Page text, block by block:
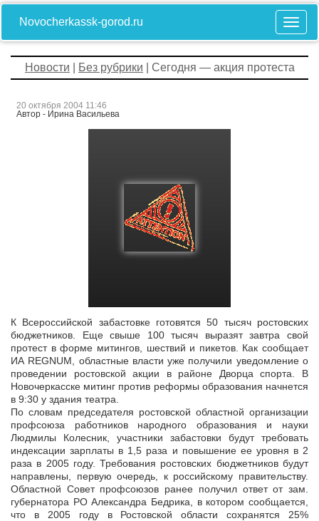
Novocherkassk-gorod.ru
Новости Без рубрики | Сегодня — акция протеста
20 октября 2004 11:46
Автор - Ирина Васильева
К Всероссийской забастовке готовятся 50 тысяч ростовских
бюджетников. Еще свыше 100 тысяч выразят завтра свой
протест в форме митингов, шествий и пикетов. Как сообщает
ИА REGNUM, областные власти уже получили уведомление о
проведении ростовской акции в районе Дворца спорта. В
Новочеркасске митинг против реформы образования начнется
в 9:30 у здания театра.
По словам председателя ростовской областной организации
профсоюза работников народного образования и науки
Людмилы Колесник, участники забастовки будут требовать
индексации зарплаты в 1,5 раза и повышение ее уровня в 2
раза в 2005 году. Требования ростовских бюджетников будут
направлены, первую очередь, к российскому правительству.
Областной Совет профсоюзов ранее получил ответ от зам.
губернатора РО Александра Бедрика, в котором сообщается,
что в 2005 году в Ростовской области сохранятся 25%